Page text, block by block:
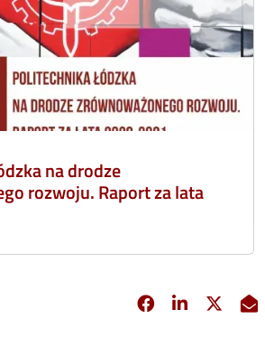
na drodze
rozwoju. Raport za lata
Facebook
opens in new
Linkedin
opens in
X